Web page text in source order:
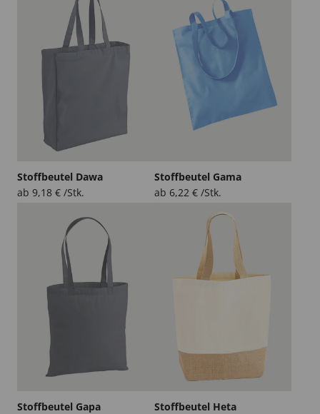
Stoffbeutel Dawa
ab 9,18 € /Stk.
Stoffbeutel Gama
ab 6,22 € /Stk.
Stoffbeutel Gapa
Stoffbeutel Heta